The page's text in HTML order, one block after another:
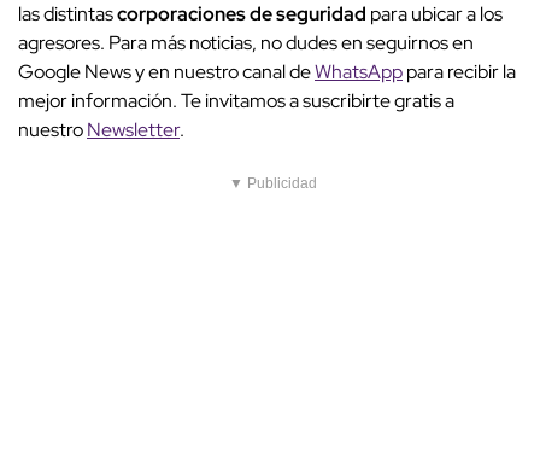
las distintascorporaciones de seguridad para ubicar a los
agresores. Para más noticias, no dudes en seguirnos en
Google News y en nuestro canal deWhatsApppara recibir la
mejor información. Te invitamos a suscribirte gratis a
nuestroNewsletter.
▼ Publicidad